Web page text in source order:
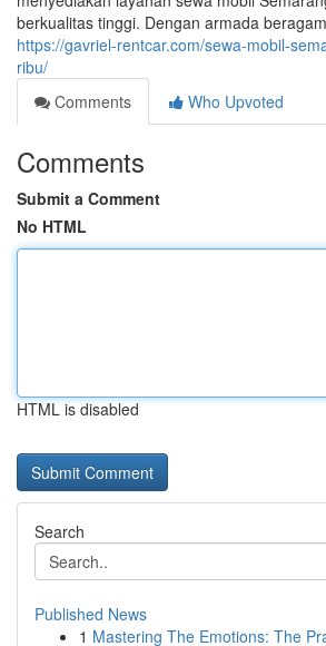
berkualitas tinggi. Dengan armada
https://gavriel-rentcar.com/sewa-mobil-
ribu/
Comments
Who Upvoted
Comments
Submit a Comment
No HTML
HTML is disabled
Search
Published News
1 Mastering The Emotions: The